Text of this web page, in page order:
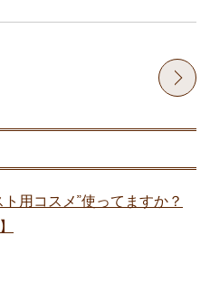
ト用コスメ”使ってますか？